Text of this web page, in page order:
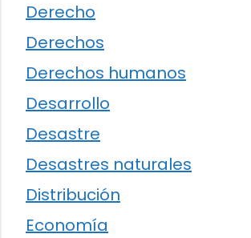
Derecho
Derechos
Derechos humanos
Desarrollo
Desastre
Desastres naturales
Distribución
Economía